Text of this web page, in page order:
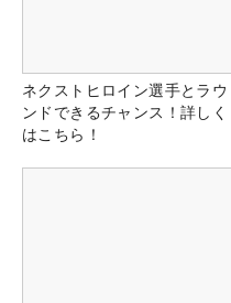
ネクストヒロイン選手とラウ
ンドできるチャンス！詳しく
はこちら！